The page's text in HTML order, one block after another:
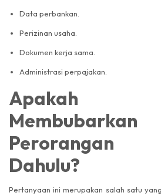
Data perbankan.
Perizinan usaha.
Dokumen kerja sama.
Administrasi perpajakan.
Apakah
Perorangan
Dahulu?
Pertanyaan ini merupakan salah satu